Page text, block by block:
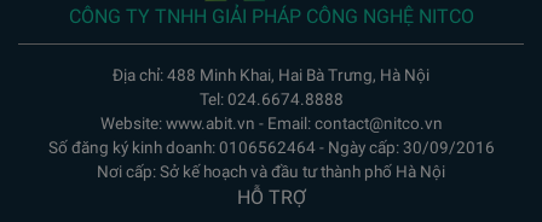
CÔNG TY TNHH GIẢI PHÁP CÔNG NGHỆ NITCO
Địa chỉ: 488 Minh Khai, Hai Bà Trưng, Hà Nội
Tel: 024.6674.8888
Website: www.abit.vn - Email: contact@nitco.vn
Số đăng ký kinh doanh: 0106562464 - Ngày cấp: 30/09/2016
Nơi cấp: Sở kế hoạch và đầu tư thành phố Hà Nội
HỖ TRỢ